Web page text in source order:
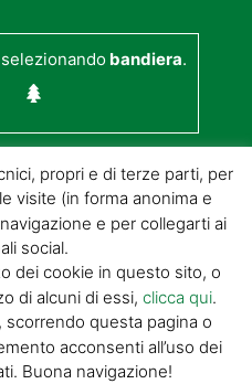
bandiera.
S.R.L. | P.IVA
14 – 51100 LOC.
|POWERED BY
propri e di terze parti, per
visite (in forma anonima e
e per collegarti ai
social.
dei cookie in questo sito, o
di alcuni di essi, clicca qui.
questa pagina o
acconsenti all’uso dei
Buona navigazione!